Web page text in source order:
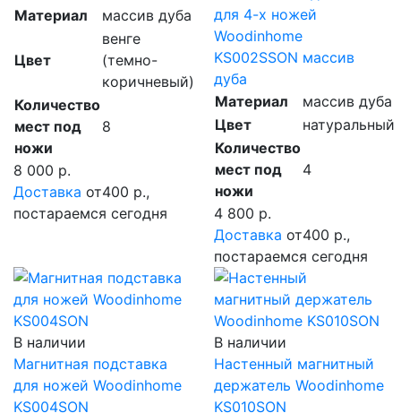
Материал
массив дуба
Цвет
венге
(темно-
коричневый)
Количество
мест под
ножи
8
8 000 р.
Доставка от400 р.,
постараемся сегодня
для 4-х ножей
Woodinhome
KS002SSON массив
дуба
Материал
массив дуба
Цвет
натуральный
Количество
мест под
ножи
4
4 800 р.
Доставка от400 р.,
постараемся сегодня
В наличии
Магнитная подставка
для ножей Woodinhome
KS004SON
В наличии
Настенный магнитный
держатель Woodinhome
KS010SON